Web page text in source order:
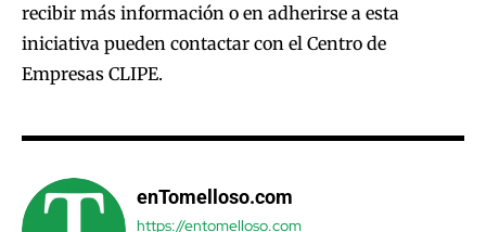
recibir más información o en adherirse a esta
iniciativa pueden contactar con el Centro de
Empresas CLIPE.
enTomelloso.com
https://entomelloso.com